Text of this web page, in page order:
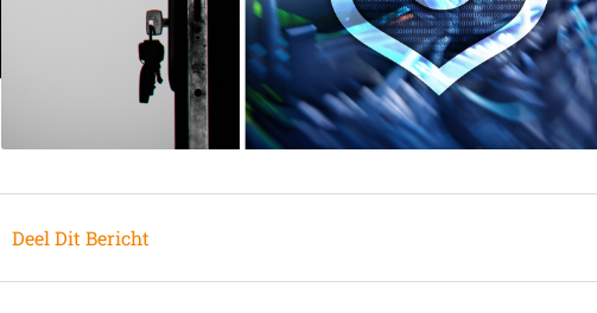
Deel Dit Bericht